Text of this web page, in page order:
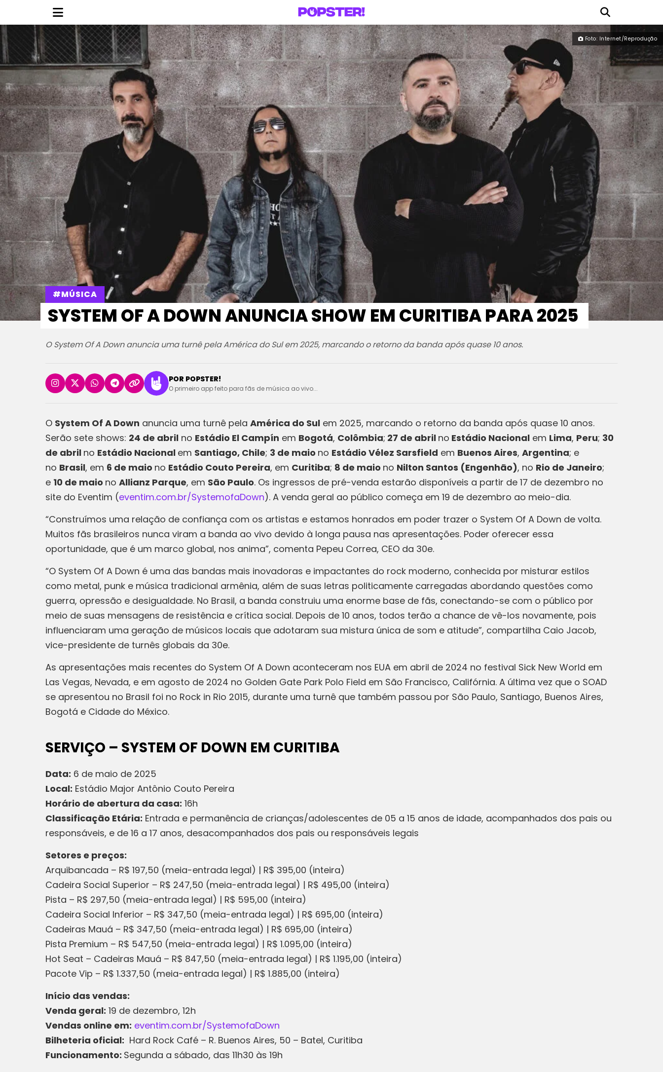
Foto: Internet/Reprodução
#MÚSICA
SYSTEM OF A DOWN ANUNCIA SHOW EM CURITIBA PARA 2025
O System Of A Down anuncia uma turnê pela América do Sul em 2025, marcando o retorno da banda após quase 10 anos.
POR POPSTER!
O primeiro app feito para fãs de música ao vivo...
O System Of A Down anuncia uma turnê pela América do Sul em 2025, marcando o retorno da banda após quase 10 anos.
Serão sete shows: 24 de abril no Estádio El Campín em Bogotá, Colômbia; 27 de abril no Estádio Nacional em Lima, Peru; 30
de abril no Estádio Nacional em Santiago, Chile; 3 de maio no Estádio Vélez Sarsfield em Buenos Aires, Argentina; e
no Brasil, em 6 de maio no Estádio Couto Pereira, em Curitiba; 8 de maio no Nilton Santos (Engenhão), no Rio de Janeiro;
e 10 de maio no Allianz Parque, em São Paulo. Os ingressos de pré-venda estarão disponíveis a partir de 17 de dezembro no
site do Eventim (eventim.com.br/SystemofaDown). A venda geral ao público começa em 19 de dezembro ao meio-dia.
“Construímos uma relação de confiança com os artistas e estamos honrados em poder trazer o System Of A Down de volta.
Muitos fãs brasileiros nunca viram a banda ao vivo devido à longa pausa nas apresentações. Poder oferecer essa
oportunidade, que é um marco global, nos anima”, comenta Pepeu Correa, CEO da 30e.
“O System Of A Down é uma das bandas mais inovadoras e impactantes do rock moderno, conhecida por misturar estilos
como metal, punk e música tradicional armênia, além de suas letras politicamente carregadas abordando questões como
guerra, opressão e desigualdade. No Brasil, a banda construiu uma enorme base de fãs, conectando-se com o público por
meio de suas mensagens de resistência e crítica social. Depois de 10 anos, todos terão a chance de vê-los novamente, pois
influenciaram uma geração de músicos locais que adotaram sua mistura única de som e atitude”, compartilha Caio Jacob,
vice-presidente de turnês globais da 30e.
As apresentações mais recentes do System Of A Down aconteceram nos EUA em abril de 2024 no festival Sick New World em
Las Vegas, Nevada, e em agosto de 2024 no Golden Gate Park Polo Field em São Francisco, Califórnia. A última vez que o SOAD
se apresentou no Brasil foi no Rock in Rio 2015, durante uma turnê que também passou por São Paulo, Santiago, Buenos Aires,
Bogotá e Cidade do México.
SERVIÇO – SYSTEM OF DOWN EM CURITIBA
Data: 6 de maio de 2025
Local: Estádio Major Antônio Couto Pereira
Horário de abertura da casa: 16h
Classificação Etária: Entrada e permanência de crianças/adolescentes de 05 a 15 anos de idade, acompanhados dos pais ou
responsáveis, e de 16 a 17 anos, desacompanhados dos pais ou responsáveis legais
Setores e preços:
Arquibancada – R$ 197,50 (meia-entrada legal) | R$ 395,00 (inteira)
Cadeira Social Superior – R$ 247,50 (meia-entrada legal) | R$ 495,00 (inteira)
Pista – R$ 297,50 (meia-entrada legal) | R$ 595,00 (inteira)
Cadeira Social Inferior – R$ 347,50 (meia-entrada legal) | R$ 695,00 (inteira)
Cadeiras Mauá – R$ 347,50 (meia-entrada legal) | R$ 695,00 (inteira)
Pista Premium – R$ 547,50 (meia-entrada legal) | R$ 1.095,00 (inteira)
Hot Seat – Cadeiras Mauá – R$ 847,50 (meia-entrada legal) | R$ 1.195,00 (inteira)
Pacote Vip – R$ 1.337,50 (meia-entrada legal) | R$ 1.885,00 (inteira)
Início das vendas:
Venda geral: 19 de dezembro, 12h
Vendas online em: eventim.com.br/SystemofaDown
Bilheteria oficial: Hard Rock Café – R. Buenos Aires, 50 – Batel, Curitiba
Funcionamento: Segunda a sábado, das 11h30 às 19h